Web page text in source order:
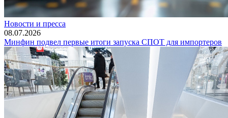
Новости и пресса
08.07.2026
Минфин подвел первые итоги запуска СПОТ для импортеров